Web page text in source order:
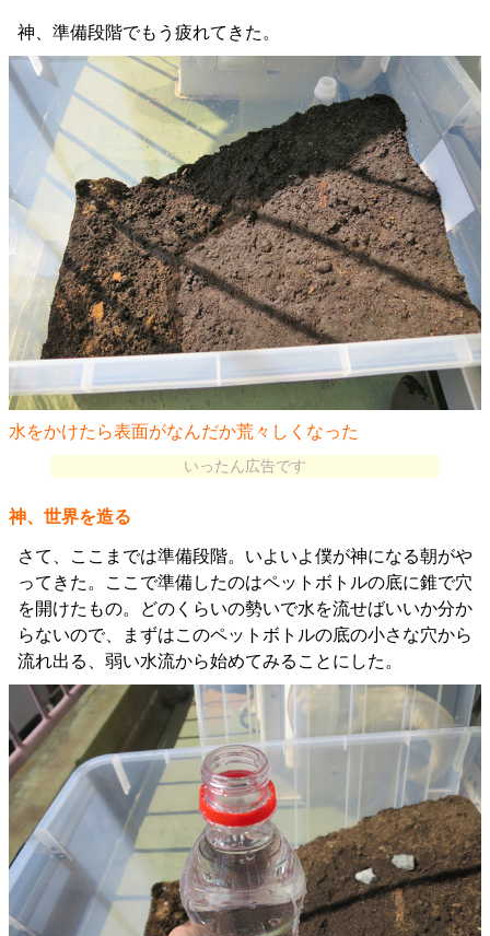
神、準備段階でもう疲れてきた。
水をかけたら表面がなんだか荒々しくなった
いったん広告です
神、世界を造る
さて、ここまでは準備段階。いよいよ僕が神になる朝がや
ってきた。ここで準備したのはペットボトルの底に錐で穴
を開けたもの。どのくらいの勢いで水を流せばいいか分か
らないので、まずはこのペットボトルの底の小さな穴から
流れ出る、弱い水流から始めてみることにした。